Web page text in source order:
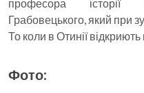
професора історії
Грабовецького, який при
То коли в Отинії
Фото: